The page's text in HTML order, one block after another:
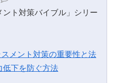
ト対策バイブル」シリー
メント対策の重要性と法
低下を防ぐ方法